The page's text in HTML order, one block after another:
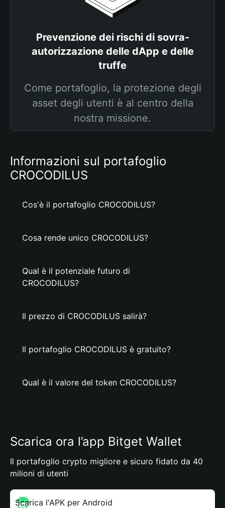
Prevenzione dei rischi di sovra-
autorizzazione delle dApp e delle
truffe
Come portafoglio, la protezione degli
asset degli utenti è al centro della
nostra missione.
Informazioni sul portafoglio
CROCODILUS
Cos'è il portafoglio CROCODILUS?
Cosa rende unico CROCODILUS?
Qual è il potenziale futuro di
CROCODILUS?
Il prezzo di CROCODILUS salirà?
Il portafoglio CROCODILUS è gratuito?
Qual è il valore del token CROCODILUS?
Scarica ora l’app Bitget Wallet
Il portafoglio crypto migliore e sicuro fidato da 40
milioni di utenti
Scarica l'APK per Android